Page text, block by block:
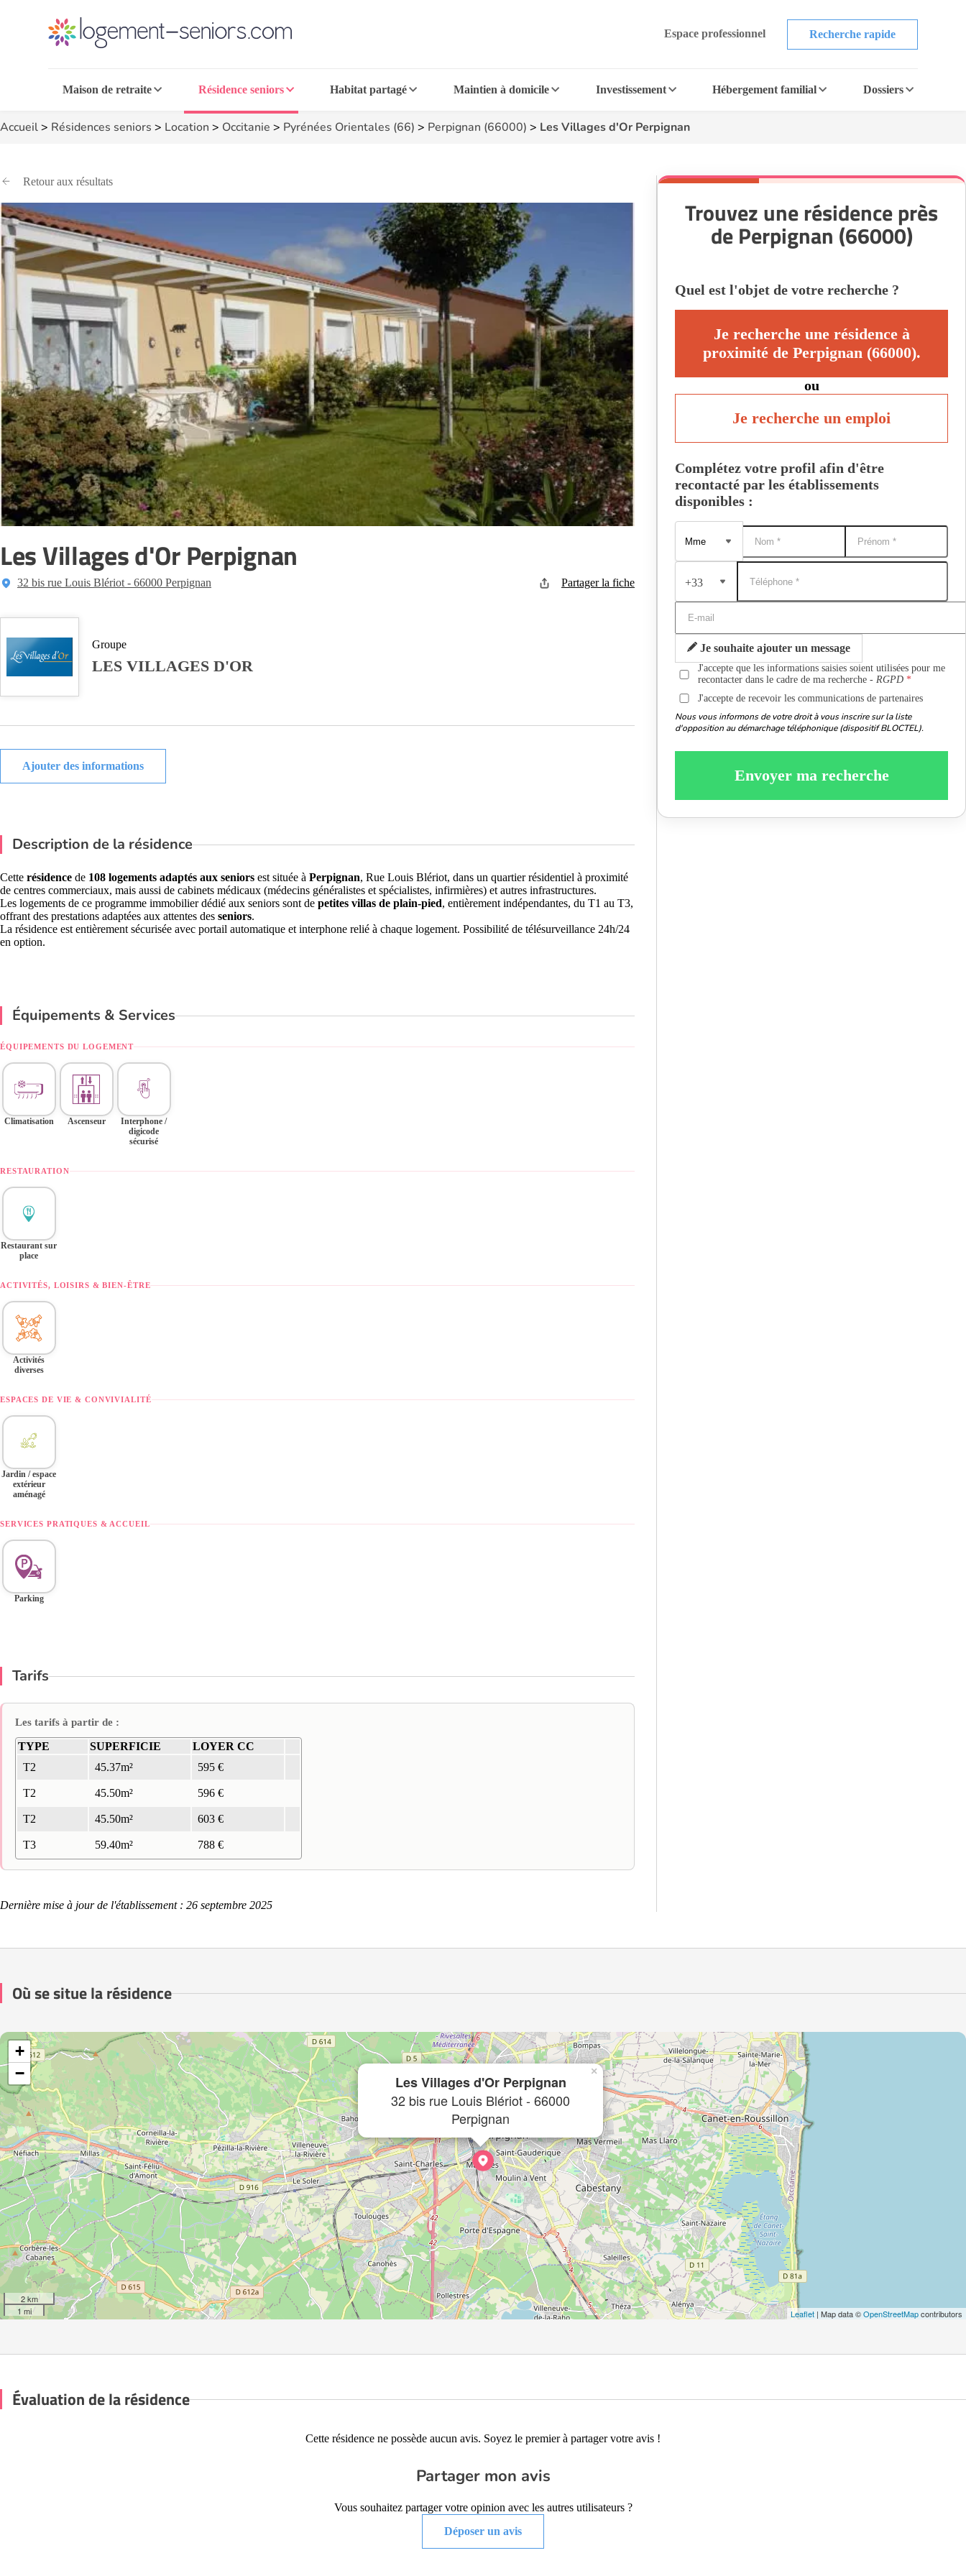
Espace professionnel Recherche rapide
Maison de retraite Résidence seniors Habitat partagé Maintien à domicile Investissement Hébergement familial Dossiers
Accueil> Résidences seniors > Location > Occitanie > Pyrénées Orientales (66) > Perpignan (66000) > Les Villages d'Or Perpignan
Retour aux résultats
Les Villages d'Or Perpignan
32 bis rue Louis Blériot - 66000 Perpignan Partager la fiche
Groupe
LES VILLAGES D'OR
Ajouter des informations
Description de la résidence
Cette résidence de 108 logements adaptés aux seniors est située à Perpignan, Rue Louis Blériot, dans un quartier résidentiel à proximité
de centres commerciaux, mais aussi de cabinets médicaux (médecins généralistes et spécialistes, infirmières) et autres infrastructures.
Les logements de ce programme immobilier dédié aux seniors sont de petites villas de plain-pied, entièrement indépendantes, du T1 au T3,
offrant des prestations adaptées aux attentes des seniors.
La résidence est entièrement sécurisée avec portail automatique et interphone relié à chaque logement. Possibilité de télésurveillance 24h/24
en option.
Équipements & Services
ÉQUIPEMENTS DU LOGEMENT
Climatisation Ascenseur
Interphone /
digicode
sécurisé
RESTAURATION
Restaurant sur
place
ACTIVITÉS, LOISIRS & BIEN-ÊTRE
Activités
diverses
ESPACES DE VIE & CONVIVIALITÉ
Jardin / espace
extérieur
aménagé
SERVICES PRATIQUES & ACCUEIL
Parking
Tarifs
Les tarifs à partir de :
TYPE SUPERFICIE
LOYER CC
T2
45.37m² 595 €
T2 45.50m² 596 €
T2 45.50m² 603 €
T3 59.40m² 788 €
Dernière mise à jour de l'établissement : 26 septembre 2025
Trouvez une résidence près
de Perpignan (66000)
Quel est l'objet de votre recherche ?
Je recherche une résidence à
proximité de Perpignan (66000).
ou
Je recherche un emploi
Complétez votre profil afin d'être
recontacté par les établissements
disponibles :
+33
Je souhaite ajouter un message
J'accepte que les informations saisies soient utilisées pour me
recontacter dans le cadre de ma recherche -RGPD
J'accepte de recevoir les communications de partenaires
Nous vous informons de votre droit à vous inscrire sur la liste
d'opposition au démarchage téléphonique (dispositif BLOCTEL).
Envoyer ma recherche
Où se situe la résidence
Les Villages d'Or Perpignan
32 bis rue Louis Blériot - 66000
Perpignan
×
+
−
2 km
1 mi
Leaflet | Map data ©OpenStreetMapcontributors
Évaluation de la résidence
Cette résidence ne possède aucun avis. Soyez le premier à partager votre avis !
Partager mon avis
Vous souhaitez partager votre opinion avec les autres utilisateurs ?
Déposer un avis